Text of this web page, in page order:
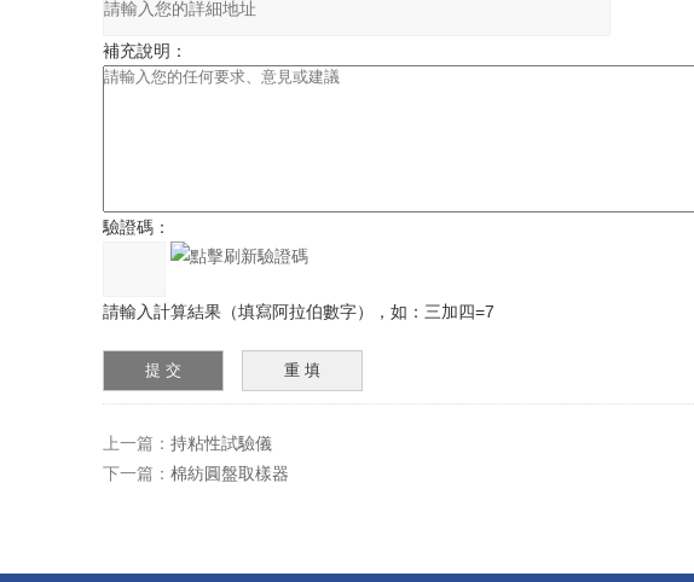
補充說明：
驗證碼：
請輸入計算結果（填寫阿拉伯數字），如：三加四=7
上一篇： 持粘性試驗儀
下一篇： 棉紡圓盤取樣器